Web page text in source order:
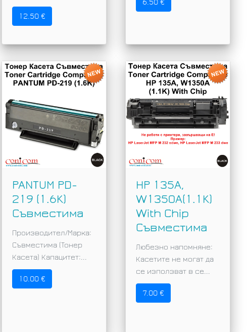
12.50 €
6.50 €
PANTUM PD-
219 (1.6K)
Съвместима
Производител/Марка:
Съвместима (Тонер
Касета) Капацитет:...
10.00 €
HP 135A,
W1350A(1.1K)
With Chip
Съвместима
Любезно напомняне:
Касетите не могат да
се използват в се...
7.00 €